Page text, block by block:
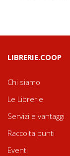
LIBRERIE.COOP
Chi siamo
Le Librerie
Servizi e vantaggi
Raccolta punti
Eventi